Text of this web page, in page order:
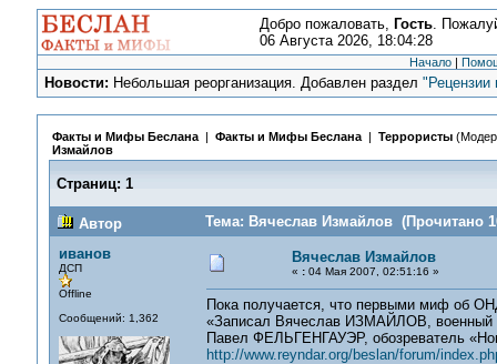
Добро пожаловать, Гость.
06 Августа 2026, 18:04:28
Начало |
Новости: Небольшая реорганизация. Добавлен раздел"Рецензии
Факты и Мифы Беслана| Факты и Мифы Беслана| Террористы
Измайлов
Страниц: 1
Автор
Тема: Вячеслав Измайлов (Прочитано
иванов
ДСП
Offline
Сообщений: 1,362
Вячеслав Измайлов
« :04 Мая 2007, 02:51:16 »
Пока получается, что первыми миф об
«Записал Вячеслав ИЗМАЙЛОВ, военный
Павел ФЕЛЬГЕНГАУЭР, обозреватель
http://www.reyndar.org/beslan/forum/